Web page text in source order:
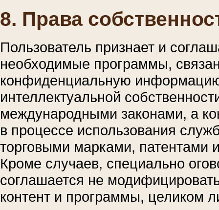
8. Права
Пользователь признает и
необходимые программы,
конфиденциальную
интеллектуальной
международными законами, а
в процессе использования
торговыми марками, патентами
Кроме случаев, специально
соглашается не
контент и программы, целиком